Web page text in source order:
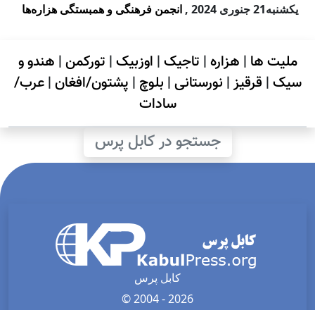
يكشنبه21 جنوری 2024 , انجمن فرهنگی و همبستگی هزاره‌ها
ملیت ها | هزاره| تاجیک| اوزبیک| تورکمن| هندو و
سیک| قرقیز| نورستانی| بلوچ | پشتون/افغان|عرب/
سادات
جستجو در کابل پرس
کابل پرس
© 2004 - 2026